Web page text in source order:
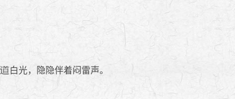
白光，隐隐伴着闷雷声。